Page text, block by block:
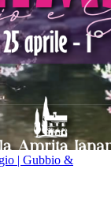
| Gubbio &